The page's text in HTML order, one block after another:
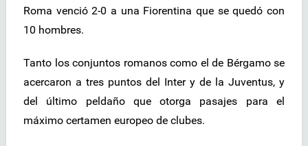
Roma venció 2-0 a una Fiorentina que se quedó con
10 hombres.
Tanto los conjuntos romanos como el de Bérgamo se
acercaron a tres puntos del Inter y de la Juventus, y
del último peldaño que otorga pasajes para el
máximo certamen europeo de clubes.